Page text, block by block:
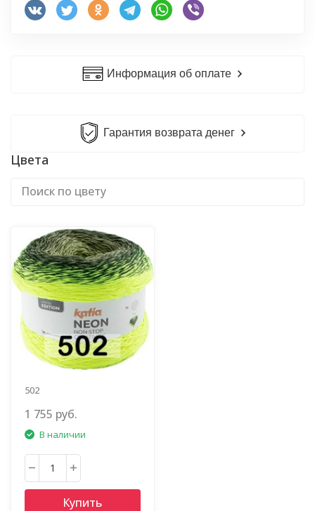
Информация об оплате
Гарантия возврата денег
Цвета
502
1 755 руб.
В наличии
Купить